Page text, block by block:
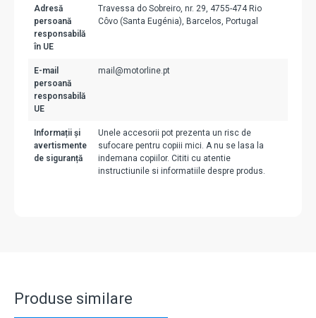
Adresă
persoană
responsabilă
în UE
Travessa do Sobreiro, nr. 29, 4755-474 Rio
Côvo (Santa Eugénia), Barcelos, Portugal
E-mail
persoană
responsabilă
UE
mail@motorline.pt
Informații și
avertismente
de siguranță
Unele accesorii pot prezenta un risc de
sufocare pentru copiii mici. A nu se lasa la
indemana copiilor. Cititi cu atentie
instructiunile si informatiile despre produs.
Produse similare